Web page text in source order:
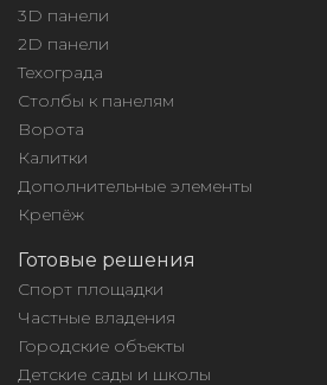
3D панели
2D панели
Техограда
Столбы к панелям
Ворота
Калитки
Дополнительные элементы
Крепёж
Готовые решения
Спорт площадки
Частные владения
Городские объекты
Детские сады и школы